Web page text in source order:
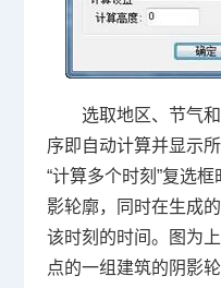
选取地区、节气
序即自动计算并显示
“计算多个时刻”复选
影轮廓，同时在生成
该时刻的时间。图为
点的一组建筑的阴影轮